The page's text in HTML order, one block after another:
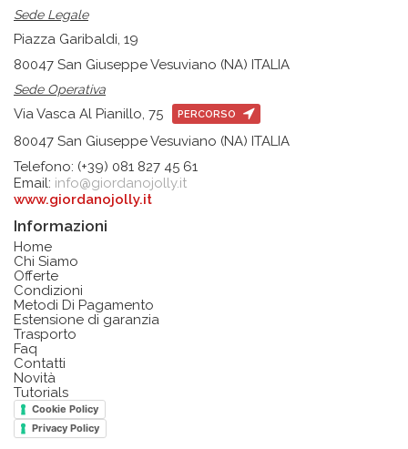
Sede Legale
Piazza Garibaldi, 19
80047 San Giuseppe Vesuviano (NA) ITALIA
Sede Operativa
Via Vasca Al Pianillo, 75 PERCORSO
80047 San Giuseppe Vesuviano (NA) ITALIA
Telefono: (+39) 081 827 45 61
Email: info@giordanojolly.it
www.giordanojolly.it
Informazioni
Home
Chi Siamo
Offerte
Condizioni
Metodi Di Pagamento
Estensione di garanzia
Trasporto
Faq
Contatti
Novità
Tutorials
Cookie Policy
Privacy Policy